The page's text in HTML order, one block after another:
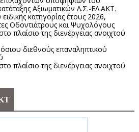
Αξιωματικών Λ.Σ.-ΕΛ.ΑΚΤ.
κατηγορίας έτους 2026,
Οδοντιάτρους και Ψυχολόγους
πλαίσιο της διενέργειας ανοιχτού
διεθνούς επαναληπτικού
πλαίσιο της διενέργειας ανοιχτού